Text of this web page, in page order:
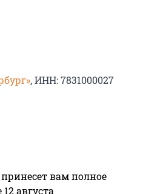
, ИНН: 7831000027
вам полное
августа